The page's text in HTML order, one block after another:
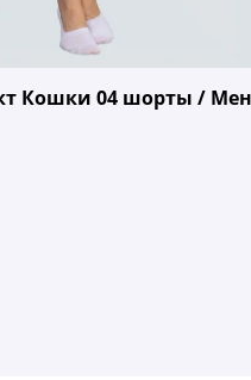
Кошки 04 шорты /